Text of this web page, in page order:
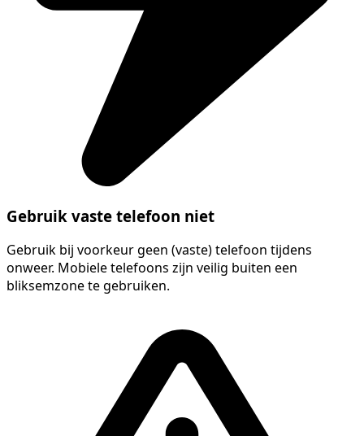
Gebruik vaste telefoon niet
Gebruik bij voorkeur geen (vaste) telefoon tijdens
onweer. Mobiele telefoons zijn veilig buiten een
bliksemzone te gebruiken.